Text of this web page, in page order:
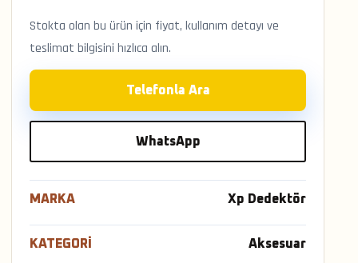
Stokta olan bu ürün için fiyat, kullanım detayı ve
teslimat bilgisini hızlıca alın.
Telefonla Ara
WhatsApp
MARKA Xp Dedektör
KATEGORI Aksesuar